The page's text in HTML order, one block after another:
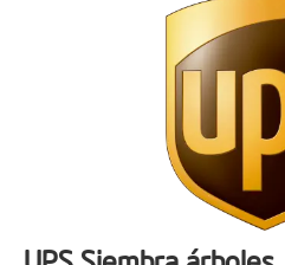
DINISSANpor plantar